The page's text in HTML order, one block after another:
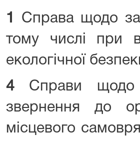
1
Справа щодо
тому числі при
екологічної
4 Справи щодо
звернення до
місцевого